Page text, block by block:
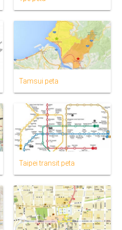
Tamsui peta
Taipei transit peta